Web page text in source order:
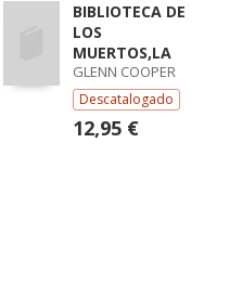
BIBLIOTECA DE
LOS
MUERTOS,LA
GLENN COOPER
Descatalogado
12,95 €